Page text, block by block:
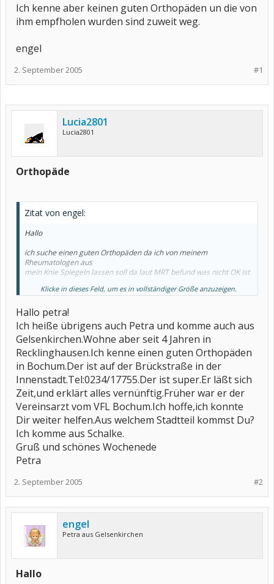
Ich kenne aber keinen guten Orthopäden un die von
ihm empfholen wurden sind zuweit weg.
engel
#1
2. September 2005
Lucia2801
Lucia2801
Orthopäde
Zitat von engel:
Hallo
ich suche einen guten Orthopäden da ich von meinem
Rheumatologen aus
mein Knie Spiegeln lassen soll da laut MRT befund was nicht OK ist
Ich kenne aber keinen guten Orthopäden un die von ihm
engel
Klicke in dieses Feld, um es in vollständiger Größe anzuzeigen.
Hallo petra!
Ich heiße übrigens auch Petra und komme auch aus
Gelsenkirchen.Wohne aber seit 4 Jahren in
Recklinghausen.Ich kenne einen guten Orthopäden
in Bochum.Der ist auf der Brückstraße in der
Innenstadt.Tel:0234/17755.Der ist super.Er läßt sich
Zeit,und erklärt alles vernünftig.Früher war er der
Vereinsarzt vom VFL Bochum.Ich hoffe,ich konnte
Dir weiter helfen.Aus welchem Stadtteil kommst Du?
Ich komme aus Schalke.
Gruß und schönes Wochenede
Petra
#2
2. September 2005
engel
Petra aus Gelsenkirchen
Hallo